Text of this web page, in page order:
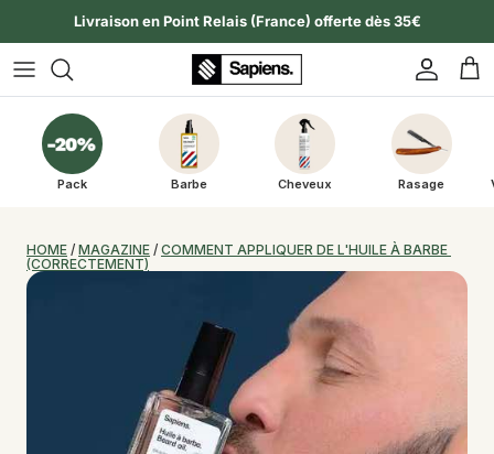
Livraison en Point Relais (France) offerte dès 35€
Compte
Pack Barbe Cheveux Rasage
HOME / MAGAZINE / COMMENT APPLIQUER DE L'HUILE À BARBE
(CORRECTEMENT)